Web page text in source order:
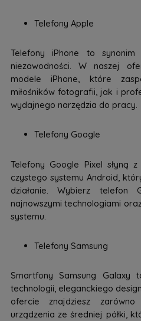
Telefony Apple
Telefony iPhone to synonim
niezawodności. W naszej
modele iPhone, które
miłośników fotografii, jak i
wydajnego narzędzia do pracy.
Telefony Google
Telefony Google Pixel słyną
czystego systemu Android,
działanie. Wybierz
najnowszymi technologiami
systemu.
Telefony Samsung
Smartfony Samsung Galaxy
technologii, eleganckiego
ofercie znajdziesz
urządzenia ze średniej półki,